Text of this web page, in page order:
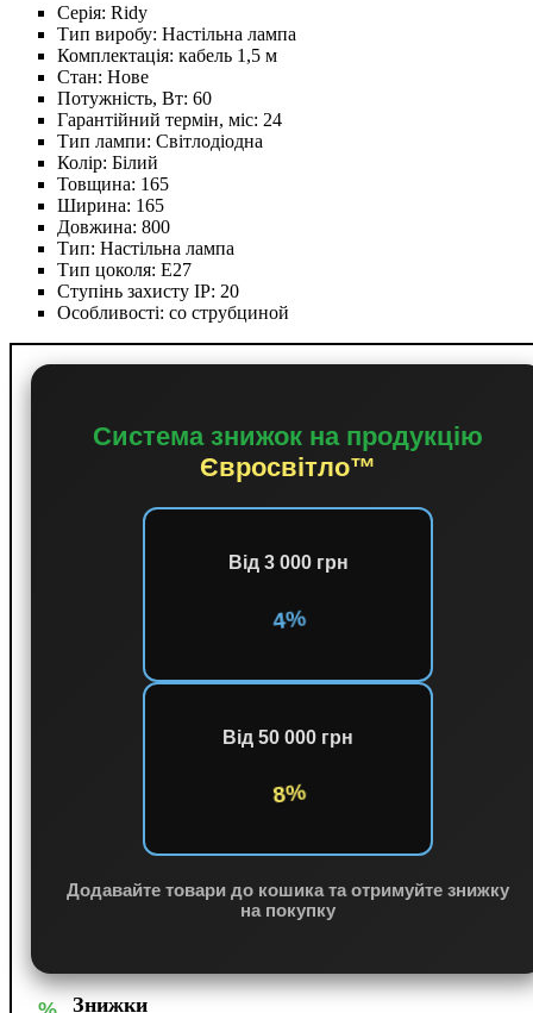
Серія: Ridy
Тип виробу: Настільна лампа
Комплектація: кабель 1,5 м
Стан: Нове
Потужність, Вт: 60
Гарантійний термін, міс: 24
Тип лампи: Світлодіодна
Колір: Білий
Товщина: 165
Ширина: 165
Довжина: 800
Тип: Настільна лампа
Тип цоколя: E27
Ступінь захисту IP: 20
Особливості: со струбциной
Система знижок на продукцію
Євросвітло™
Від 3 000 грн
4%
Від 50 000 грн
8%
Додавайте товари до кошика та отримуйте знижку
на покупку
Знижки